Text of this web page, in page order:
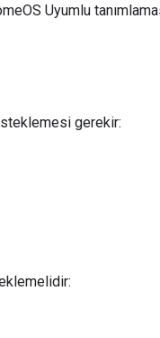
Uyumlu
gerekir: